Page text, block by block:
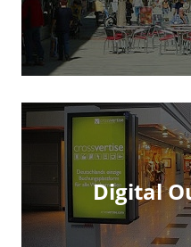
Digital